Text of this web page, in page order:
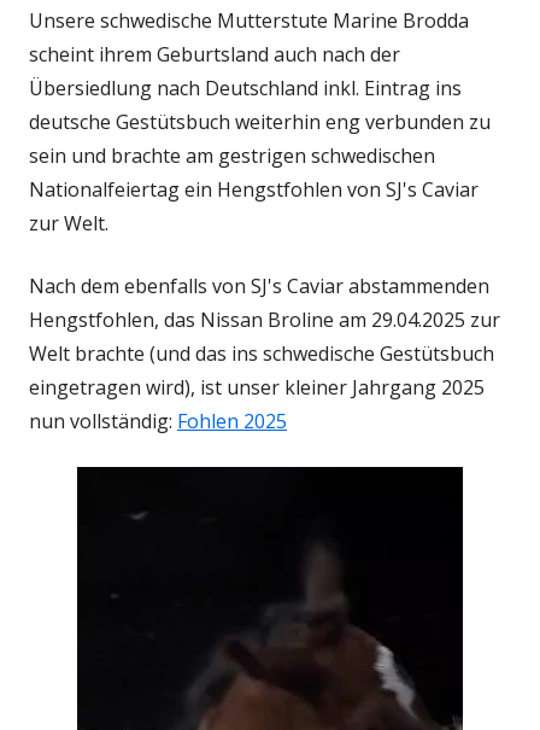
Unsere schwedische Mutterstute Marine Brodda
scheint ihrem Geburtsland auch nach der
Übersiedlung nach Deutschland inkl. Eintrag ins
deutsche Gestütsbuch weiterhin eng verbunden zu
sein und brachte am gestrigen schwedischen
Nationalfeiertag ein Hengstfohlen von SJ's Caviar
zur Welt.
Nach dem ebenfalls von SJ's Caviar abstammenden
Hengstfohlen, das Nissan Broline am 29.04.2025 zur
Welt brachte (und das ins schwedische Gestütsbuch
eingetragen wird), ist unser kleiner Jahrgang 2025
nun vollständig: Fohlen 2025